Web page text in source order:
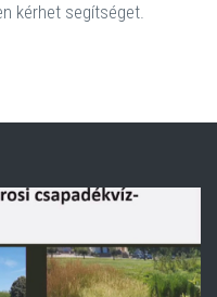
kérhet segítséget.